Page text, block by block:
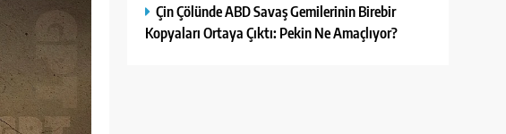
Çin Çölünde ABD Savaş Gemilerinin Birebir
Kopyaları Ortaya Çıktı: Pekin Ne Amaçlıyor?